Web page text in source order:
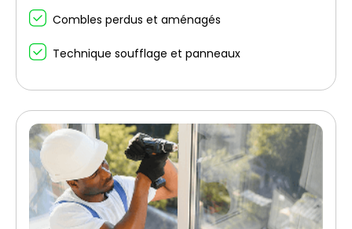
Combles perdus et aménagés
Technique soufflage et panneaux